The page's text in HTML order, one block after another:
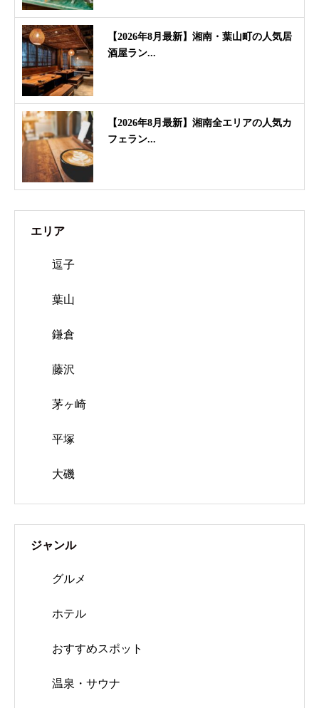
【2026年8月最新】湘南・葉山町の人気居
酒屋ラン...
【2026年8月最新】湘南全エリアの人気カ
フェラン...
エリア
逗子
葉山
鎌倉
藤沢
茅ヶ崎
平塚
大磯
ジャンル
グルメ
ホテル
おすすめスポット
温泉・サウナ